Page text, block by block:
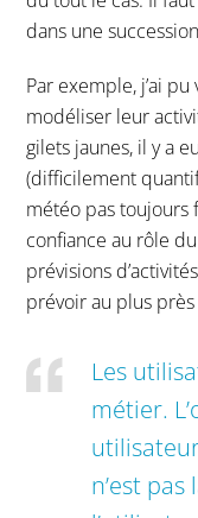
dans une
Par exemple, j’ai
modéliser leur
gilets jaunes, il y a
(difficilement
météo pas toujours
confiance au rôle
prévisions
prévoir au plus
Les
métier.
n’est